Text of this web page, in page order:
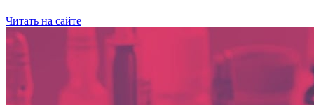
Читать на сайте